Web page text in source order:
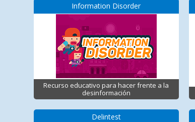
Information Disorder
Recurso educativo para hacer frente a la
desinformación
Delintest